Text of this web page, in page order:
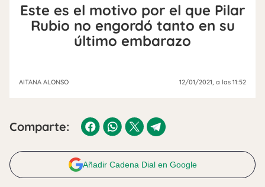
Este es el motivo por el que Pilar
Rubio no engordó tanto en su
último embarazo
AITANA ALONSO 12/01/2021 , a las 11:52
Comparte:
Añadir Cadena Dial en Google